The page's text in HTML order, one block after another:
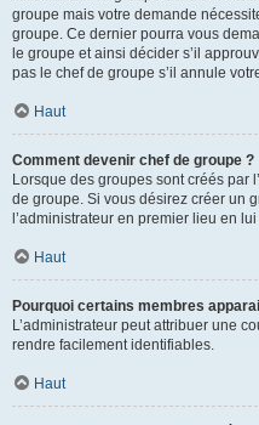
groupe mais votre demande
groupe. Ce dernier pourra vous
le groupe et ainsi décider s’il
pas le chef de groupe s’il annule
Haut
Comment devenir chef de groupe ?
Lorsque des groupes sont créés par
de groupe. Si vous désirez créer un
l’administrateur en premier lieu en
Haut
Pourquoi certains membres
L’administrateur peut attribuer une
rendre facilement identifiables.
Haut